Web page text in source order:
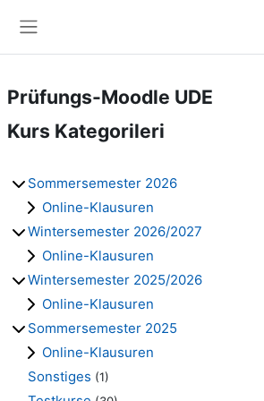
Prüfungs-Moodle UDE
Kurs Kategorileri
Sommersemester 2026
Online-Klausuren
Wintersemester 2026/2027
Online-Klausuren
Wintersemester 2025/2026
Online-Klausuren
Sommersemester 2025
Online-Klausuren
Sonstiges (1)